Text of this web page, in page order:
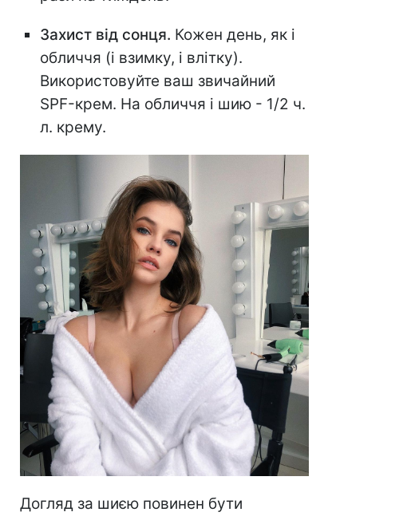
Захист від сонця. Кожен день, як і
обличчя (і взимку, і влітку).
Використовуйте ваш звичайний
SPF-крем. На обличчя і шию - 1/2 ч.
л. крему.
Догляд за шиєю повинен бути